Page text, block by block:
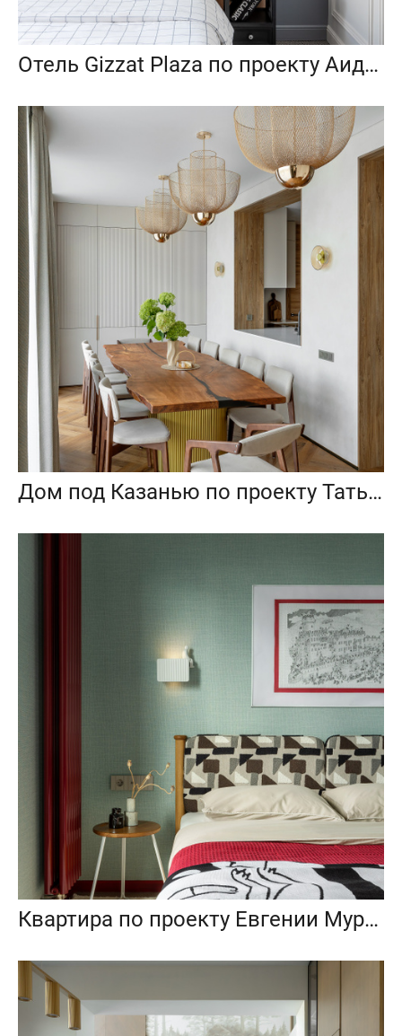
Отель Gizzat Plaza по проекту Аиды Прокофьевой
Дом под Казанью по проекту Татьяны Кондрашовой
Квартира по проекту Евгении Муравьевой